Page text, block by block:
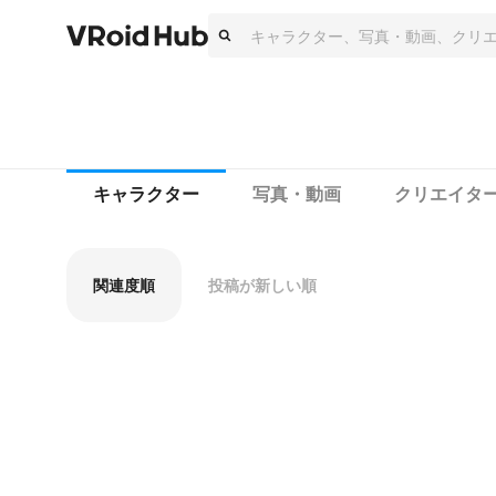
キャラクター 写真・動画 クリエイタ
関連度順 投稿が新しい順